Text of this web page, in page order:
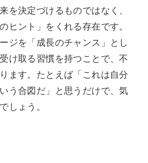
を決定づけるものではなく、
ヒント」をくれる存在です。
ジを「成長のチャンス」とし
け取る習慣を持つことで、不
ます。たとえば「これは自分
う合図だ」と思うだけで、気
しょう。